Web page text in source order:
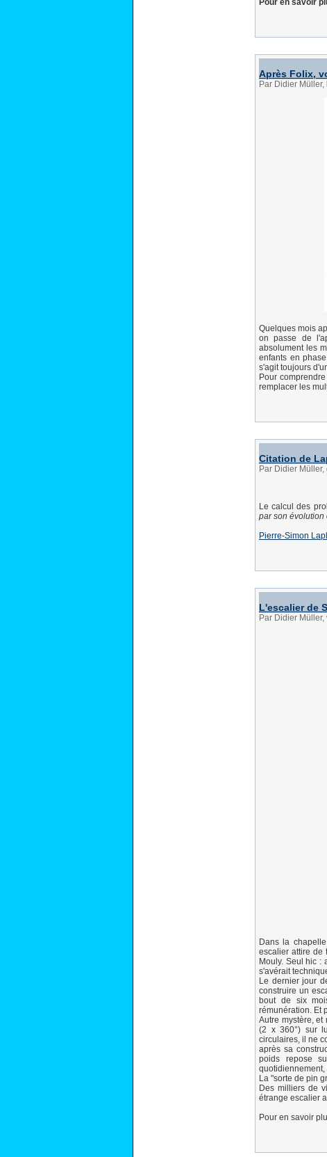
Pour en savoir
Après Folix,
Par Didier
Quelques mois
on passe de
absolument les
enfants en
s'agit toujours
Pour
remplacer les
Citation de
Par Didier
Le calcul des
par son évolution
Pierre-Simon
L'escalier de
Par Didier
Dans la
escalier attire de
Mouly. Seul hic :
s'avérait
Le dernier jour
construire un
bout de six
rémunération. Et
Autre mystère,
(2 x 360°) sur
circulaires, il ne
après sa
poids repose
La "sorte de pin
Des milliers de
étrange escalier
Pour en savoir